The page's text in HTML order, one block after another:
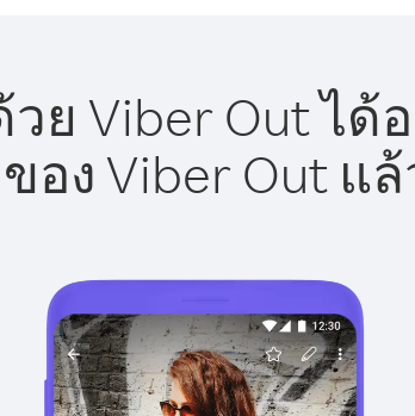
ย Viber Out ได้
อง Viber Out แ